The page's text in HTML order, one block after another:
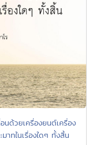
ด้วยเครื่องยนต์เครื่อง
าทในเรื่องใดๆ ทั้งสิ้น